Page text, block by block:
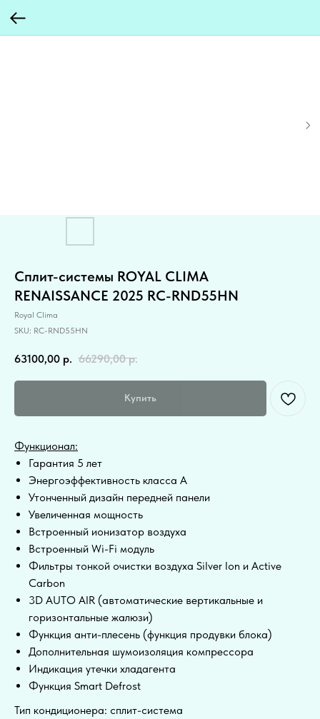
Cплит-системы ROYAL CLIMA
RENAISSANCE 2025 RC-RND55HN
Royal Clima
SKU: RC-RND55HN
63100,00 р. 66290,00 р.
Купить
Функционал:
Гарантия 5 лет
Энергоэффективность класса А
Утонченный дизайн передней панели
Увеличенная мощность
Встроенный ионизатор воздуха
Встроенный Wi-Fi модуль
Фильтры тонкой очистки воздуха Silver Ion и Active
Carbon
3D AUTO AIR (автоматические вертикальные и
горизонтальные жалюзи)
Функция анти-плесень (функция продувки блока)
Дополнительная шумоизоляция компрессора
Индикация утечки хладагента
Функция Smart Defrost
Тип кондиционера: сплит-система